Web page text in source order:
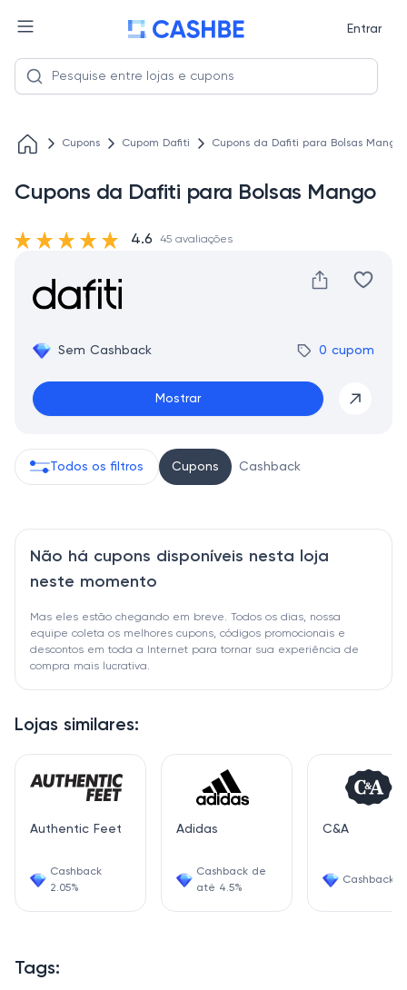
Entrar
Cupons Cupom Dafiti Cupons da Dafiti para Bolsas Mango
Cupons da Dafiti para Bolsas Mango
Sem Cashback 0 cupom
Mostrar
4.6 45 avaliações
Lojas similares:
Authentic Feet
Cashback
2.05%
Adidas
Cashback de
até 4.5%
C&A
Cashback
Tags:
Todos os filtros Cupons Cashback
Não há cupons disponíveis nesta loja
neste momento
Mas eles estão chegando em breve. Todos os dias, nossa
equipe coleta os melhores cupons, códigos promocionais e
descontos em toda a Internet para tornar sua experiência de
compra mais lucrativa.